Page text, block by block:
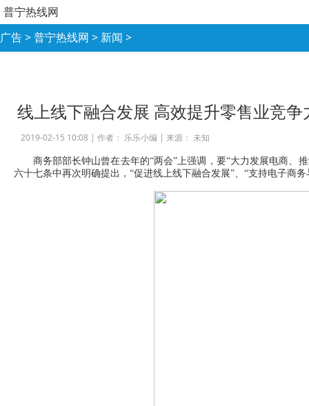
普宁热线网
广告>普宁热线网 > 新闻 >
线上线下融合发展 高效提升零售业竞争
2019-02-15 10:08 | 作者： 乐乐小编 | 来源： 未知
商务部部长钟山曾在去年的“两会”上强调，要“大力发展电商、
六十七条中再次明确提出，“促进线上线下融合发展”、“支持电子商